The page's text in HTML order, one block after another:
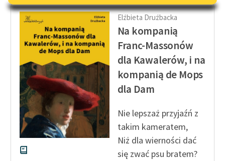
Lektury szkolne i klasyka
literatury do słuchania dla
uczennic i uczniów z
niepełnosprawnościami
E-kolekcja lektur
szkolnych i literatury do
słuchania dla uczennic i
uczniów z
niepełnosprawnościami
Feministyczne inspiracje.
skandynawskiej literatury
Elżbieta Drużbacka
Na kompanią
Franc-Massonów
dla Kawalerów, i na
kompanią de Mops
dla Dam
Nie lepszaż przyjaźń z
takim kameratem,
Niż dla wierności dać
się zwać psu bratem?